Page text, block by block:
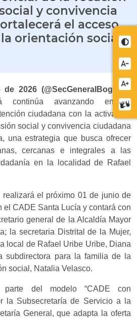
letra
letra
de
y convivencia
el acceso
orientación social.
2026 (@SecGeneralBog)
. La
continúa avanzando en la
ciudadana con la activación
social y convivencia ciudadana
una estrategia que busca ofrecer
cercanas e integrales a las
en la localidad de Rafael
realizará el próximo 01 de junio de
el CADE Santa Lucía y contará con
general de la Alcaldía Mayor
la secretaria Distrital de la Mujer,
local de Rafael Uribe Uribe, Diana
subdirectora para la familia de la
social, Natalia Velasco.
parte del modelo “CADE con
la Subsecretaría de Servicio a la
General, que adapta la oferta